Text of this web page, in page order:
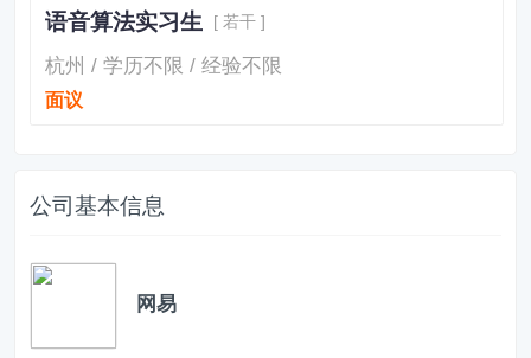
语音算法实习生 [ 若干 ]
杭州 / 学历不限 / 经验不限
面议
公司基本信息
网易